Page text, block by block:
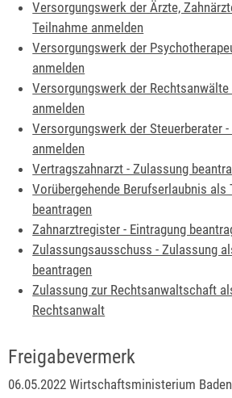
Versorgungswerk der Ärzte,
Teilnahme anmelden
Versorgungswerk der
anmelden
Versorgungswerk der
anmelden
Versorgungswerk der Steuerberater
anmelden
Vertragszahnarzt - Zulassung
Vorübergehende Berufserlaubnis
beantragen
Zahnarztregister - Eintragung
Zulassungsausschuss - Zulassung
beantragen
Zulassung zur Rechtsanwaltschaft
Rechtsanwalt
Freigabevermerk
06.05.2022 Wirtschaftsministerium